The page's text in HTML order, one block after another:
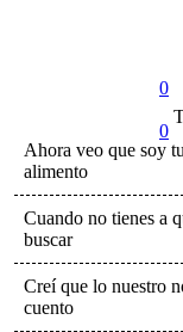
0
0
Ahora veo que soy tu
alimento
Cuando no tienes a
buscar
Creí que lo nuestro
cuento